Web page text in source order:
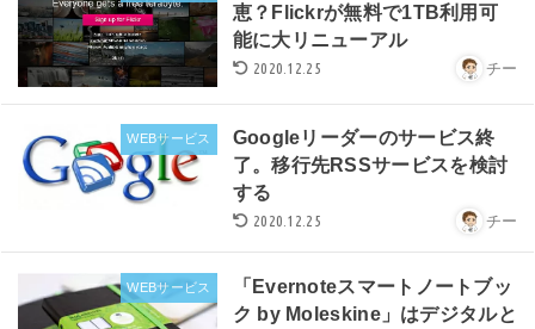
恵？Flickrが無料で1TB利用可
能に大リニューアル
2020.12.25 チー
WEBサービス
Googleリーダーのサービス終
了。移行先RSSサービスを検討
する
2020.12.25 チー
WEBサービス
「Evernoteスマートノートブッ
ク by Moleskine」はデジタルと